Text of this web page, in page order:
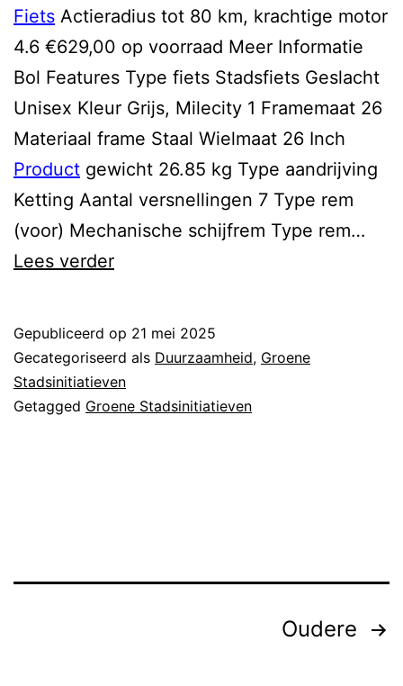
Fiets Actieradius tot 80 km, krachtige motor
4.6 €629,00 op voorraad Meer Informatie
Bol Features Type fiets Stadsfiets Geslacht
Unisex Kleur Grijs, Milecity 1 Framemaat 26
Materiaal frame Staal Wielmaat 26 Inch
Product gewicht 26.85 kg Type aandrijving
Ketting Aantal versnellingen 7 Type rem
(voor) Mechanische schijfrem Type rem…
Lees verderduurzaam
Gepubliceerd op 21 mei 2025
Gecategoriseerd als Duurzaamheid, Groene
Stadsinitiatieven
Getagged Groene Stadsinitiatieven
Oudere